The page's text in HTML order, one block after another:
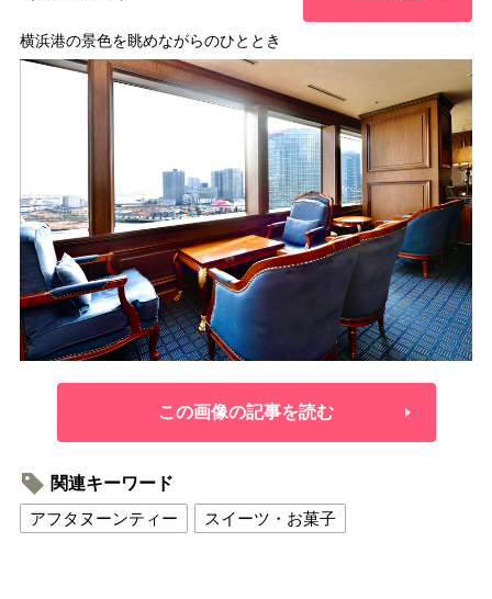
横浜港の景色を眺めながらのひととき
この画像の記事を読む
関連キーワード
アフタヌーンティー
スイーツ・お菓子